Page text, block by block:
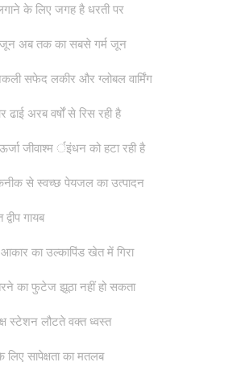
के लिए जगह है धरती पर
जून अब तक का सबसे गर्म जून
सफेद लकीर और ग्लोबल वार्मिंग
ढाई अरब वर्षों से रिस रही है
जीवाश्म र्इंधन को हटा रही है
से स्वच्छ पेयजल का उत्पादन
गायब
का उल्कापिंड खेत में गिरा
का फुटेज झूठा नहीं हो सकता
स्टेशन लौटते वक्त ध्वस्त
सापेक्षता का मतलब